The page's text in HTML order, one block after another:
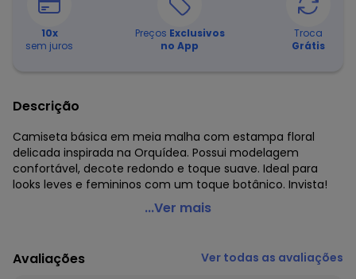
10x
sem juros
Preços Exclusivos
no App
Troca
Grátis
Descrição
Camiseta básica em meia malha com estampa floral
delicada inspirada na Orquídea. Possui modelagem
confortável, decote redondo e toque suave. Ideal para
looks leves e femininos com um toque botânico. Invista!
Malwee - Camiseta Orquídea em Malha Off White
Comprimento da Manga: Curta
Decote Frente : Redondo
...Ver mais
Avaliações Ver todas as avaliações